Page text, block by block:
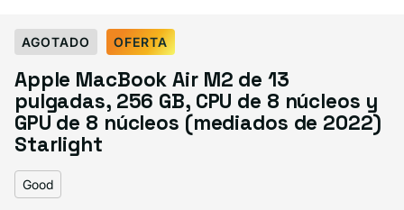
Select Condición
$719.99 Variante agotada o no disponible
$739.99 Variante agotada o no disponible
$759.99 Variante agotada o no
AGOTADO OFERTA
Apple MacBook Air M2 de 13
pulgadas, 256 GB, CPU de 8 núcleos y
GPU de 8 núcleos (mediados de 2022)
Starlight
Good